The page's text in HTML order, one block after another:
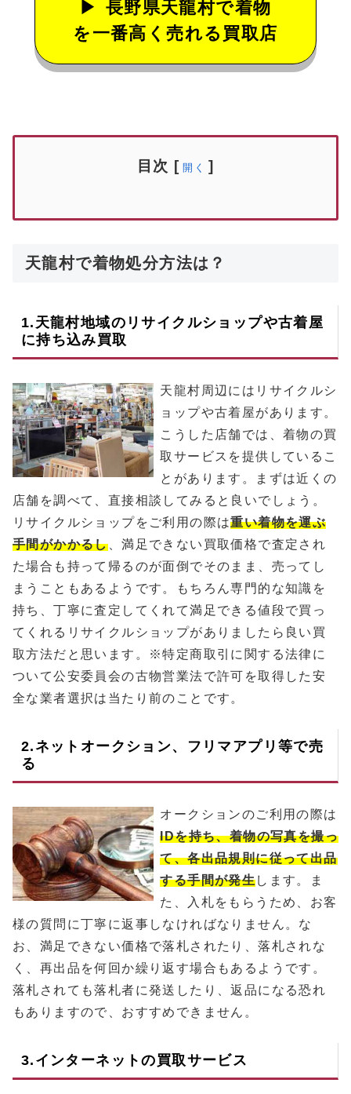
長野県天龍村で着物
を一番高く売れる買取店
目次 [ 開く ]
天龍村で着物処分方法は？
1. 天龍村地域のリサイクルショップや古着屋
に持ち込み買取
天龍村周辺にはリサイクルシ
ョップや古着屋があります。
こうした店舗では、着物の買
取サービスを提供しているこ
とがあります。まずは近くの
店舗を調べて、直接相談してみると良いでしょう。
リサイクルショップをご利用の際は重い着物を運ぶ
手間がかかるし、満足できない買取価格で査定され
た場合も持って帰るのが面倒でそのまま、売ってし
まうこともあるようです。もちろん専門的な知識を
持ち、丁寧に査定してくれて満足できる値段で買っ
てくれるリサイクルショップがありましたら良い買
取方法だと思います。※特定商取引に関する法律に
ついて公安委員会の古物営業法で許可を取得した安
全な業者選択は当たり前のことです。
2.ネットオークション、フリマアプリ等で売
る
オークションのご利用の際は
IDを持ち、着物の写真を撮っ
て、各出品規則に従って出品
する手間が発生します。ま
た、入札をもらうため、お客
様の質問に丁寧に返事しなければなりません。な
お、満足できない価格で落札されたり、落札されな
く、再出品を何回か繰り返す場合もあるようです。
落札されても落札者に発送したり、返品になる恐れ
もありますので、おすすめできません。
3.インターネットの買取サービス